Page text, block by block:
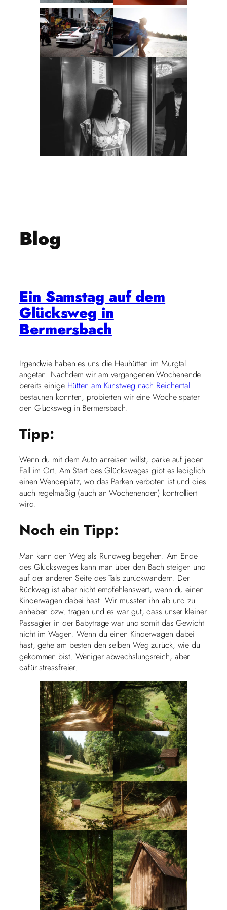
Blog
Ein Samstag auf dem
Glücksweg in
Bermersbach
Irgendwie haben es uns die Heuhütten im Murgtal
angetan. Nachdem wir am vergangenen Wochenende
bereits einige Hütten am Kunstweg nach Reichental
bestaunen konnten, probierten wir eine Woche später
den Glücksweg in Bermersbach.
Tipp:
Wenn du mit dem Auto anreisen willst, parke auf jeden
Fall im Ort. Am Start des Glücksweges gibt es lediglich
einen Wendeplatz, wo das Parken verboten ist und dies
auch regelmäßig (auch an Wochenenden) kontrolliert
wird.
Noch ein Tipp:
Man kann den Weg als Rundweg begehen. Am Ende
des Glücksweges kann man über den Bach steigen und
auf der anderen Seite des Tals zurückwandern. Der
Rückweg ist aber nicht empfehlenswert, wenn du einen
Kinderwagen dabei hast. Wir mussten ihn ab und zu
anheben bzw. tragen und es war gut, dass unser kleiner
Passagier in der Babytrage war und somit das Gewicht
nicht im Wagen. Wenn du einen Kinderwagen dabei
hast, gehe am besten den selben Weg zurück, wie du
gekommen bist. Weniger abwechslungsreich, aber
dafür stressfreier.